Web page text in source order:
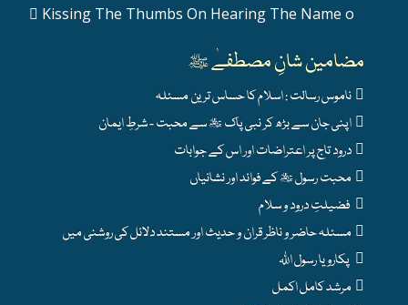
Kissing The Thumbs On Hearing The Name o
مضامین شانِ مصطفےٰ ﷺ